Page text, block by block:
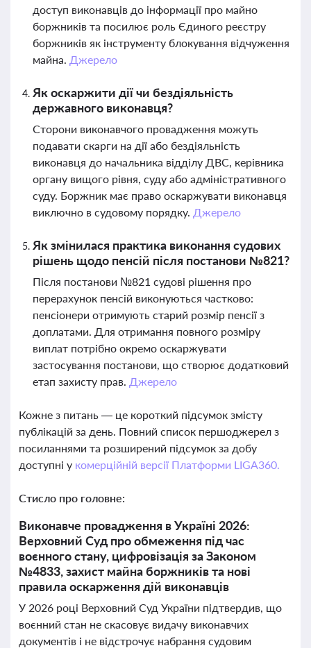
доступ виконавців до інформації про майно
боржників та посилює роль Єдиного реєстру
боржників як інструменту блокування відчуження
майна. Джерело
Як оскаржити дії чи бездіяльність
державного виконавця?
Сторони виконавчого провадження можуть
подавати скарги на дії або бездіяльність
виконавця до начальника відділу ДВС, керівника
органу вищого рівня, суду або адміністративного
суду. Боржник має право оскаржувати виконавця
виключно в судовому порядку. Джерело
Як змінилася практика виконання судових
рішень щодо пенсій після постанови №821?
Після постанови №821 судові рішення про
перерахунок пенсій виконуються частково:
пенсіонери отримують старий розмір пенсії з
доплатами. Для отримання повного розміру
виплат потрібно окремо оскаржувати
застосування постанови, що створює додатковий
етап захисту прав. Джерело
Кожне з питань — це короткий підсумок змісту
публікацій за день. Повний список першоджерел з
посиланнями та розширений підсумок за добу
доступні у комерційній версії Платформи LIGA360.
Стисло про головне:
Виконавче провадження в Україні 2026:
Верховний Суд про обмеження під час
воєнного стану, цифровізація за Законом
№4833, захист майна боржників та нові
правила оскарження дій виконавців
У 2026 році Верховний Суд України підтвердив, що
воєнний стан не скасовує видачу виконавчих
документів і не відстрочує набрання судовим